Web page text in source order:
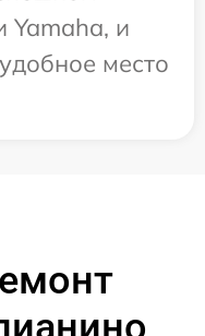
Yamaha, и
место